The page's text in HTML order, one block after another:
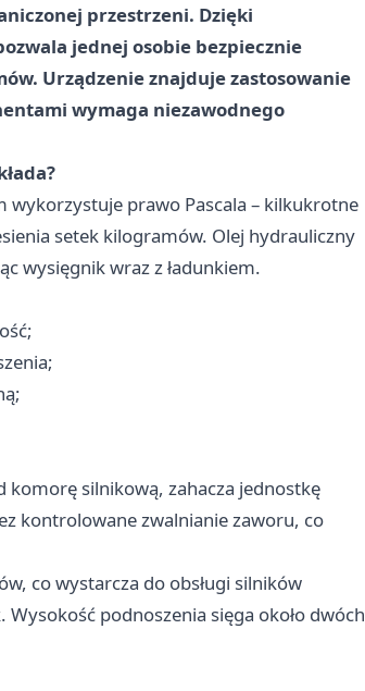
przestrzeni. Dzięki
jednej osobie bezpiecznie
Urządzenie znajduje zastosowanie
wymaga niezawodnego
wykorzystuje prawo Pascala – kilkukrotne
setek kilogramów. Olej hydrauliczny
wysięgnik wraz z ładunkiem.
komorę silnikową, zahacza jednostkę
kontrolowane zwalnianie zaworu, co
co wystarcza do obsługi silników
podnoszenia sięga około dwóch